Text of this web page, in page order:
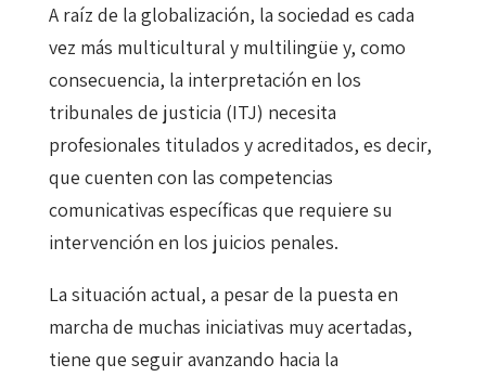
A raíz de la globalización, la sociedad es cada
vez más multicultural y multilingüe y, como
consecuencia, la interpretación en los
tribunales de justicia (ITJ) necesita
profesionales titulados y acreditados, es decir,
que cuenten con las competencias
comunicativas específicas que requiere su
intervención en los juicios penales.
La situación actual, a pesar de la puesta en
marcha de muchas iniciativas muy acertadas,
tiene que seguir avanzando hacia la